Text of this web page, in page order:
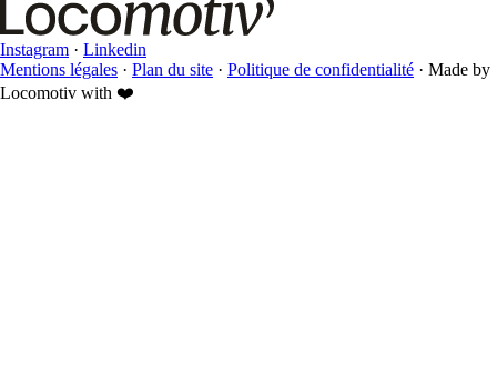
Instagram · Linkedin
Mentions légales · Plan du site · Politique de confidentialité · Made by
Locomotiv with ❤️